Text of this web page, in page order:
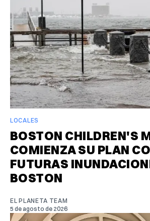
LOCALES
BOSTON CHILDREN'S
COMIENZA SU PLAN
FUTURAS
BOSTON
EL PLANETA TEAM
5 de agosto de 2026